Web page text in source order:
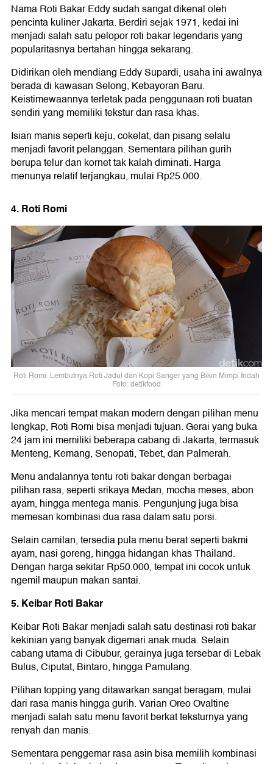
Nama Roti Bakar Eddy sudah sangat dikenal oleh
pencinta kuliner Jakarta. Berdiri sejak 1971, kedai ini
menjadi salah satu pelopor roti bakar legendaris yang
popularitasnya bertahan hingga sekarang.
Didirikan oleh mendiang Eddy Supardi, usaha ini awalnya
berada di kawasan Selong, Kebayoran Baru.
Keistimewaannya terletak pada penggunaan roti buatan
sendiri yang memiliki tekstur dan rasa khas.
Isian manis seperti keju, cokelat, dan pisang selalu
menjadi favorit pelanggan. Sementara pilihan gurih
berupa telur dan kornet tak kalah diminati. Harga
menunya relatif terjangkau, mulai Rp25.000.
4. Roti Romi
Roti Romi: Lembutnya Roti Jadul dan Kopi Sanger yang Bikin Mimpi Indah
Foto: detikfood
Jika mencari tempat makan modern dengan pilihan menu
lengkap, Roti Romi bisa menjadi tujuan. Gerai yang buka
24 jam ini memiliki beberapa cabang di Jakarta, termasuk
Menteng, Kemang, Senopati, Tebet, dan Palmerah.
Menu andalannya tentu roti bakar dengan berbagai
pilihan rasa, seperti srikaya Medan, mocha meses, abon
ayam, hingga mentega manis. Pengunjung juga bisa
memesan kombinasi dua rasa dalam satu porsi.
Selain camilan, tersedia pula menu berat seperti bakmi
ayam, nasi goreng, hingga hidangan khas Thailand.
Dengan harga sekitar Rp50.000, tempat ini cocok untuk
ngemil maupun makan santai.
5. Keibar Roti Bakar
Keibar Roti Bakar menjadi salah satu destinasi roti bakar
kekinian yang banyak digemari anak muda. Selain
cabang utama di Cibubur, gerainya juga tersebar di Lebak
Bulus, Ciputat, Bintaro, hingga Pamulang.
Pilihan topping yang ditawarkan sangat beragam, mulai
dari rasa manis hingga gurih. Varian Oreo Ovaltine
menjadi salah satu menu favorit berkat teksturnya yang
renyah dan manis.
Sementara penggemar rasa asin bisa memilih kombinasi